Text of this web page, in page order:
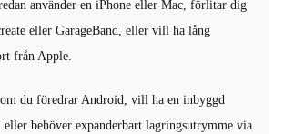
använder en iPhone eller Mac, förlitar dig
eller GarageBand, eller vill ha lång
från Apple.
om du föredrar Android, vill ha en inbyggd
behöver expanderbart lagringsutrymme via